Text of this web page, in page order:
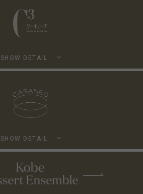
SHOW DETAIL
SHOW DETAIL